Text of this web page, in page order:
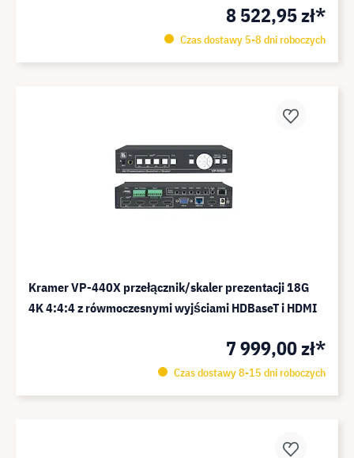
8 522,95 zł*
Czas dostawy 5-8 dni roboczych
Kramer VP-440X przełącznik/skaler prezentacji 18G
4K 4:4:4 z rówmoczesnymi wyjściami HDBaseT i HDMI
7 999,00 zł*
Czas dostawy 8-15 dni roboczych